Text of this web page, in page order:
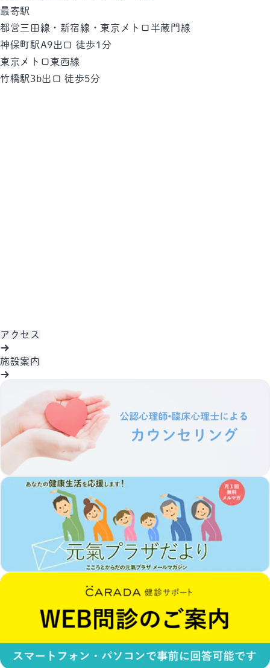
最寄駅
都営三田線・新宿線・東京メトロ半蔵門線
神保町駅A9出口 徒歩1分
東京メトロ東西線
竹橋駅3b出口 徒歩5分
アクセス
施設案内